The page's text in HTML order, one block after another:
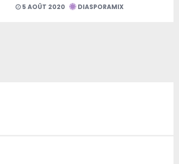
5 AOÛT 2020 DIASPORAMIX